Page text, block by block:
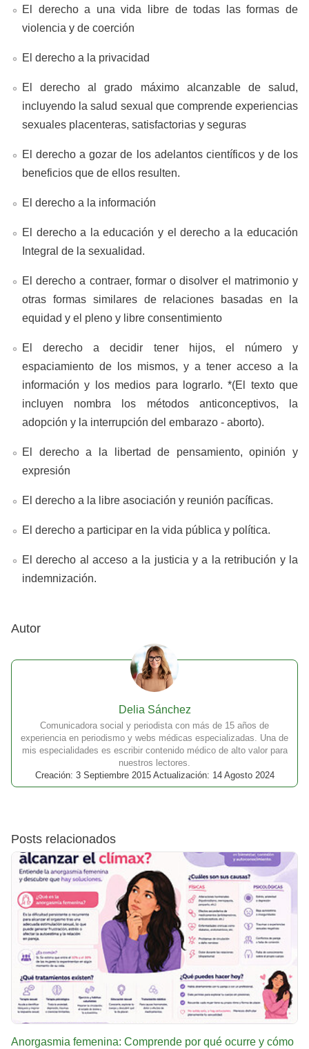
El derecho a una vida libre de todas las formas de
violencia y de coerción
El derecho a la privacidad
El derecho al grado máximo alcanzable de salud,
incluyendo la salud sexual que comprende experiencias
sexuales placenteras, satisfactorias y seguras
El derecho a gozar de los adelantos científicos y de los
beneficios que de ellos resulten.
El derecho a la información
El derecho a la educación y el derecho a la educación
Integral de la sexualidad.
El derecho a contraer, formar o disolver el matrimonio y
otras formas similares de relaciones basadas en la
equidad y el pleno y libre consentimiento
El derecho a decidir tener hijos, el número y
espaciamiento de los mismos, y a tener acceso a la
información y los medios para lograrlo. *(El texto que
incluyen nombra los métodos anticonceptivos, la
adopción y la interrupción del embarazo - aborto).
El derecho a la libertad de pensamiento, opinión y
expresión
El derecho a la libre asociación y reunión pacíficas.
El derecho a participar en la vida pública y política.
El derecho al acceso a la justicia y a la retribución y la
indemnización.
Autor
Delia Sánchez
Comunicadora social y periodista con más de 15 años de
experiencia en periodismo y webs médicas especializadas. Una de
mis especialidades es escribir contenido médico de alto valor para
nuestros lectores.
Creación: 3 Septiembre 2015 Actualización: 14 Agosto 2024
Posts relacionados
Anorgasmia femenina: Comprende por qué ocurre y cómo